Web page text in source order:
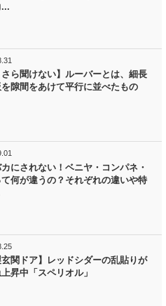
...
さら聞けない】ルーバーとは、細長
隙間をあけて平行に並べたもの
カにされない！ベニヤ・コンパネ・
何が違うの？それぞれの違いや特
玄関ドア】レッドシダーの乱貼りが
昇中「スペリオル」